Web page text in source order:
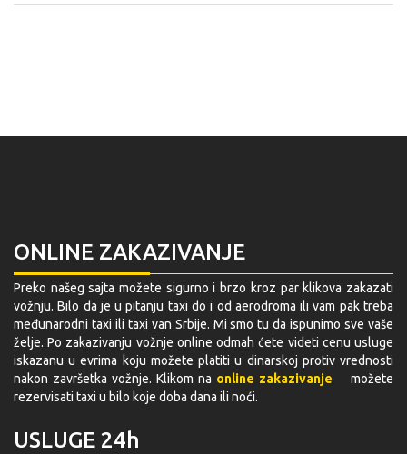
ONLINE ZAKAZIVANJE
Preko našeg sajta možete sigurno i brzo kroz par klikova zakazati
vožnju. Bilo da je u pitanju taxi do i od aerodroma ili vam pak treba
međunarodni taxi ili taxi van Srbije. Mi smo tu da ispunimo sve vaše
želje. Po zakazivanju vožnje online odmah ćete videti cenu usluge
iskazanu u evrima koju možete platiti u dinarskoj protiv vrednosti
nakon završetka vožnje. Klikom na online zakazivanje
možete
rezervisati taxi u bilo koje doba dana ili noći.
USLUGE 24h